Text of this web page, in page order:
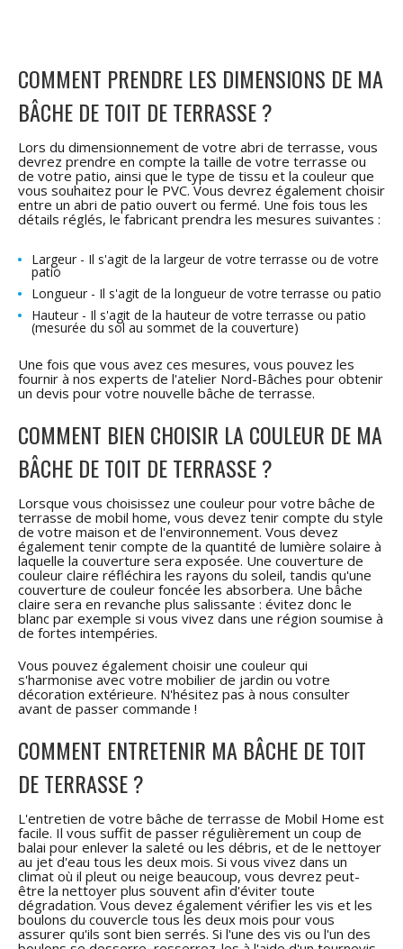
COMMENT PRENDRE LES DIMENSIONS DE MA
BÂCHE DE TOIT DE TERRASSE ?
Lors du dimensionnement de votre abri de terrasse, vous
devrez prendre en compte la taille de votre terrasse ou
de votre patio, ainsi que le type de tissu et la couleur que
vous souhaitez pour le PVC. Vous devrez également choisir
entre un abri de patio ouvert ou fermé. Une fois tous les
détails réglés, le fabricant prendra les mesures suivantes :
Largeur - Il s'agit de la largeur de votre terrasse ou de votre
patio
Longueur - Il s'agit de la longueur de votre terrasse ou patio
Hauteur - Il s'agit de la hauteur de votre terrasse ou patio
(mesurée du sol au sommet de la couverture)
Une fois que vous avez ces mesures, vous pouvez les
fournir à nos experts de l'atelier Nord-Bâches pour obtenir
un devis pour votre nouvelle bâche de terrasse.
COMMENT BIEN CHOISIR LA COULEUR DE MA
BÂCHE DE TOIT DE TERRASSE ?
Lorsque vous choisissez une couleur pour votre bâche de
terrasse de mobil home, vous devez tenir compte du style
de votre maison et de l'environnement. Vous devez
également tenir compte de la quantité de lumière solaire à
laquelle la couverture sera exposée. Une couverture de
couleur claire réfléchira les rayons du soleil, tandis qu'une
couverture de couleur foncée les absorbera. Une bâche
claire sera en revanche plus salissante : évitez donc le
blanc par exemple si vous vivez dans une région soumise à
de fortes intempéries.
Vous pouvez également choisir une couleur qui
s'harmonise avec votre mobilier de jardin ou votre
décoration extérieure. N'hésitez pas à nous consulter
avant de passer commande !
COMMENT ENTRETENIR MA BÂCHE DE TOIT
DE TERRASSE ?
L'entretien de votre bâche de terrasse de Mobil Home est
facile. Il vous suffit de passer régulièrement un coup de
balai pour enlever la saleté ou les débris, et de le nettoyer
au jet d'eau tous les deux mois. Si vous vivez dans un
climat où il pleut ou neige beaucoup, vous devrez peut-
être la nettoyer plus souvent afin d'éviter toute
dégradation. Vous devez également vérifier les vis et les
boulons du couvercle tous les deux mois pour vous
assurer qu'ils sont bien serrés. Si l'une des vis ou l'un des